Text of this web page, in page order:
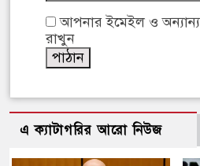
আপনার ইমেইল ও
রাখুন
এ ক্যাটাগরির আরো নিউজ